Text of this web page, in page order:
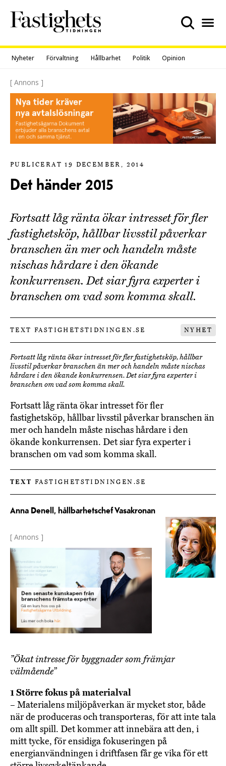
content
Nyheter Förvaltning Hållbarhet Politik Opinion
[ Annons ]
PUBLICERAT 19 DECEMBER, 2014
Det händer 2015
Fortsatt låg ränta ökar intresset för fler
fastighetsköp, hållbar livsstil påverkar
branschen än mer och handeln måste
nischas hårdare i den ökande
konkurrensen. Det siar fyra experter i
branschen om vad som komma skall.
TEXT FASTIGHETSTIDNINGEN.SE NYHET
Fortsatt låg ränta ökar intresset för fler fastighetsköp, hållbar
livsstil påverkar branschen än mer och handeln måste nischas
hårdare i den ökande konkurrensen. Det siar fyra experter i
branschen om vad som komma skall.
Fortsatt låg ränta ökar intresset för fler
fastighetsköp, hållbar livsstil påverkar branschen än
mer och handeln måste nischas hårdare i den
ökande konkurrensen. Det siar fyra experter i
branschen om vad som komma skall.
TEXT FASTIGHETSTIDNINGEN.SE
Anna Denell, hållbarhetschef Vasakronan
[ Annons ]
”Ökat intresse för byggnader som främjar
välmående”
1 Större fokus på materialval
– Materialens miljöpåverkan är mycket stor, både
när de produceras och transporteras, för att inte tala
om allt spill. Det kommer att innebära att den, i
mitt tycke, för ensidiga fokuseringen på
energianvändningen i driftfasen får ge vika för ett